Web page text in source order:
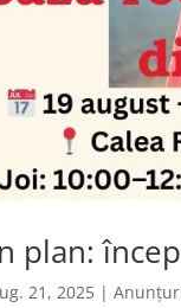
plan:
21, 2025 |